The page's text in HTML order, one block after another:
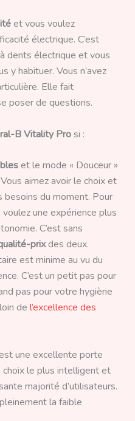
et vous voulez
électrique. C’est
dents électrique et vous
y habituer. Vous n’avez
Elle fait
poser de questions.
B Vitality Prosi :
et le mode « Douceur »
aimez avoir le choix et
du moment. Pour
une expérience plus
C’est sans
prixdes deux.
est minime au vu du
C’est un petit pas pour
pas pour votre hygiène
de l’excellence des
une excellente porte
le plus intelligent et
majorité d’utilisateurs.
la faible